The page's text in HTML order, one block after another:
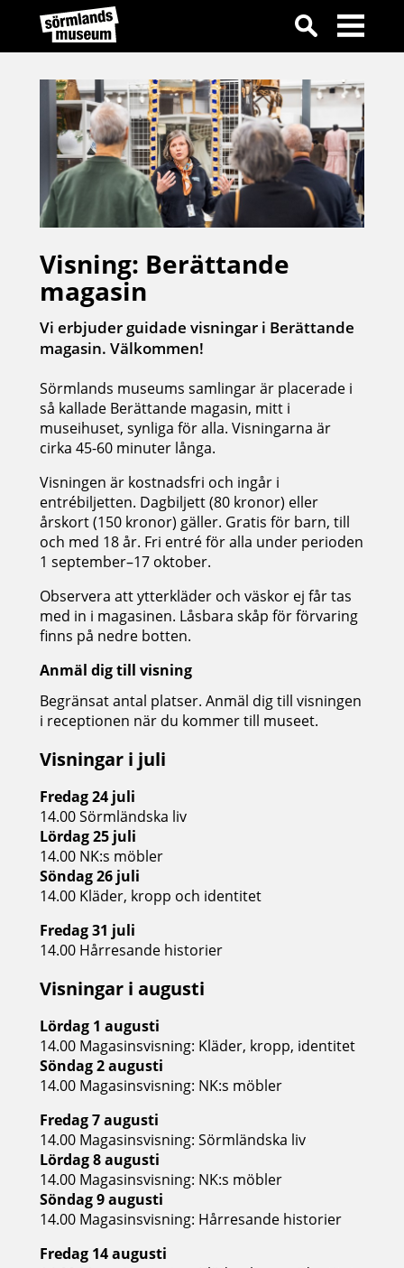
Visning: Berättande
magasin
Vi erbjuder guidade visningar i Berättande
magasin. Välkommen!
Sörmlands museums samlingar är placerade i
så kallade Berättande magasin, mitt i
museihuset, synliga för alla. Visningarna är
cirka 45-60 minuter långa.
Visningen är kostnadsfri och ingår i
entrébiljetten. Dagbiljett (80 kronor) eller
årskort (150 kronor) gäller. Gratis för barn, till
och med 18 år. Fri entré för alla under perioden
1 september–17 oktober.
Observera att ytterkläder och väskor ej får tas
med in i magasinen. Låsbara skåp för förvaring
finns på nedre botten.
Anmäl dig till visning
Begränsat antal platser. Anmäl dig till visningen
i receptionen när du kommer till museet.
Visningar i juli
Fredag 24 juli
14.00 Sörmländska liv
Lördag 25 juli
14.00 NK:s möbler
Söndag 26 juli
14.00 Kläder, kropp och identitet
Fredag 31 juli
14.00 Hårresande historier
Visningar i augusti
Lördag 1 augusti
14.00 Magasinsvisning: Kläder, kropp, identitet
Söndag 2 augusti
14.00 Magasinsvisning: NK:s möbler
Fredag 7 augusti
14.00 Magasinsvisning: Sörmländska liv
Lördag 8 augusti
14.00 Magasinsvisning: NK:s möbler
Söndag 9 augusti
14.00 Magasinsvisning: Hårresande historier
Fredag 14 augusti